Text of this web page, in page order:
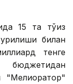
15 та тўққиз
билан
тенге
"Мелиоратор"